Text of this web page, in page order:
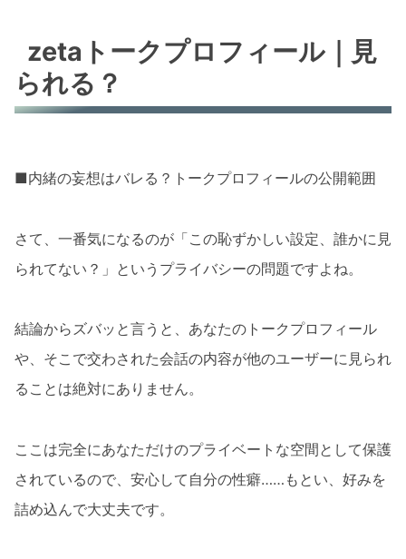
zetaトークプロフィール｜見
られる？
■内緒の妄想はバレる？トークプロフィールの公開範囲
さて、一番気になるのが「この恥ずかしい設定、誰かに見
られてない？」というプライバシーの問題ですよね。
結論からズバッと言うと、あなたのトークプロフィール
や、そこで交わされた会話の内容が他のユーザーに見られ
ることは絶対にありません。
ここは完全にあなただけのプライベートな空間として保護
されているので、安心して自分の性癖……もとい、好みを
詰め込んで大丈夫です。